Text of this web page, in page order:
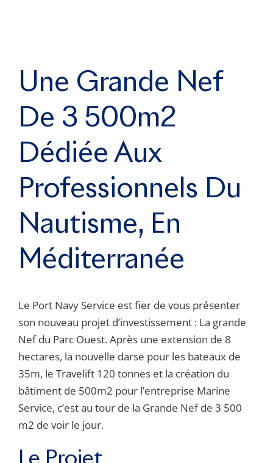
Une Grande Nef
De 3 500m2
Dédiée Aux
Professionnels Du
Nautisme, En
Méditerranée
Le Port Navy Service est fier de vous présenter
son nouveau projet d’investissement : La grande
Nef du Parc Ouest. Après une extension de 8
hectares, la nouvelle darse pour les bateaux de
35m, le Travelift 120 tonnes et la création du
bâtiment de 500m2 pour l’entreprise Marine
Service, c’est au tour de la Grande Nef de 3 500
m2 de voir le jour.